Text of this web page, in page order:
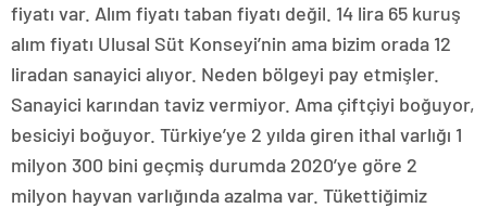
fiyatı var. Alım fiyatı taban fiyatı değil. 14 lira 65 kuruş
alım fiyatı Ulusal Süt Konseyi’nin ama bizim orada 12
liradan sanayici alıyor. Neden bölgeyi pay etmişler.
Sanayici karından taviz vermiyor. Ama çiftçiyi boğuyor,
besiciyi boğuyor. Türkiye’ye 2 yılda giren ithal varlığı 1
milyon 300 bini geçmiş durumda 2020’ye göre 2
milyon hayvan varlığında azalma var. Tükettiğimiz